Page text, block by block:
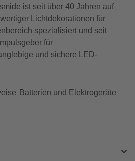
ist seit über 40 Jahren auf
Lichtdekorationen für
spezialisiert und seit
für
und sichere LED-
Batterien und Elektrogeräte